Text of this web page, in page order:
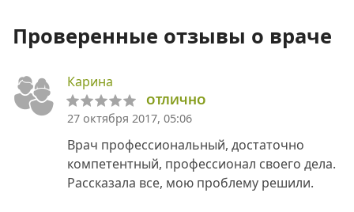
Проверенные отзывы о враче
Карина
ОТЛИЧНО
27 октября 2017, 05:06
Врач профессиональный, достаточно
компетентный, профессионал своего дела.
Рассказала все, мою проблему решили.